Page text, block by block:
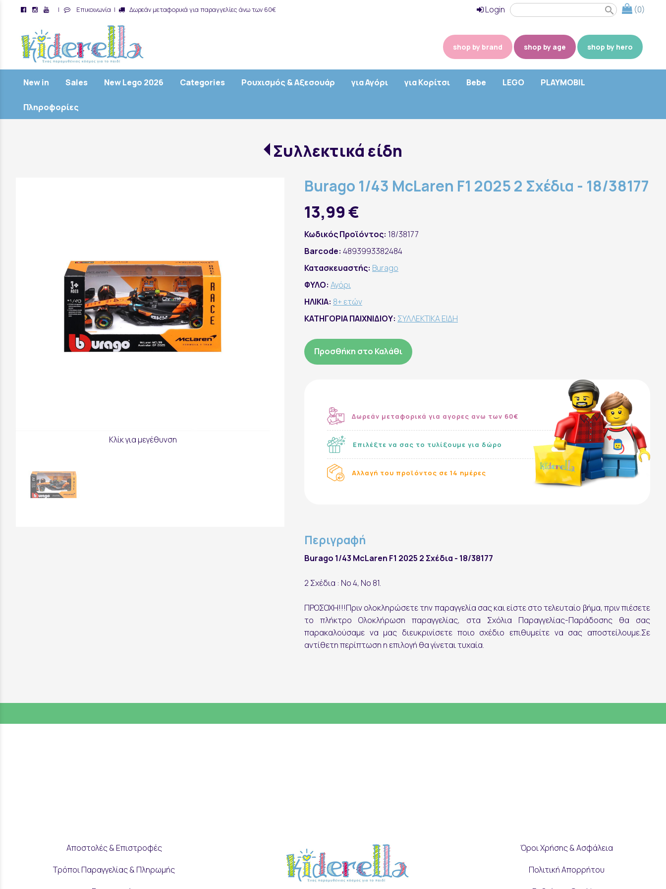
| Επικοινωνία | Δωρεάν μεταφορικά για παραγγελίες άνω των 60€ (0)
search
Login
shop by brand shop by age shop by hero
New in Sales New Lego 2026 Categories Ρουχισμός & Αξεσουάρ για Αγόρι για Κορίτσι Bebe LEGO PLAYMOBIL
Πληροφορίες
Συλλεκτικά είδη
Κλίκ για μεγέθυνση
Burago 1/43 McLaren F1 2025 2 Σχέδια - 18/38177
13,99 €
Κωδικός Προϊόντος: 18/38177
Barcode: 4893993382484
Κατασκευαστής: Burago
ΦΥΛΟ: Αγόρι
ΗΛΙΚΙΑ: 8+ ετών
ΚΑΤΗΓΟΡΙΑ ΠΑΙΧΝΙΔΙΟΥ: ΣΥΛΛΕΚΤΙΚΑ ΕΙΔΗ
Προσθήκη στο Καλάθι
Δωρεάν μεταφορικά για αγορες ανω των 60€
Επιλέξτε να σας το τυλίξουμε για δώρο
Αλλαγή του προϊόντος σε 14 ημέρες
Περιγραφή
Burago 1/43 McLaren F1 2025 2 Σχέδια - 18/38177
2 Σχέδια : No 4, No 81.
ΠΡΟΣΟΧΗ!!!Πριν ολοκληρώσετε την παραγγελία σας και είστε στο τελευταίο βήμα, πριν πιέσετε
το πλήκτρο Ολοκλήρωση παραγγελίας, στα Σχόλια Παραγγελίας-Παράδοσης θα σας
παρακαλούσαμε να μας διευκρινίσετε ποιο σχέδιο επιθυμείτε να σας αποστείλουμε.Σε
αντίθετη περίπτωση η επιλογή θα γίνεται τυχαία.
εγγραφή
Αποστολές & Επιστροφές
Τρόποι Παραγγελίας & Πληρωμής
Όροι Χρήσης & Ασφάλεια
Πολιτική Απορρήτου